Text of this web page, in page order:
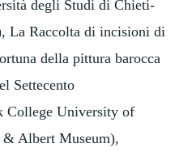
degli Studi di Chieti-
La Raccolta di incisioni di
della pittura barocca
Settecento
College University of
Albert Museum),